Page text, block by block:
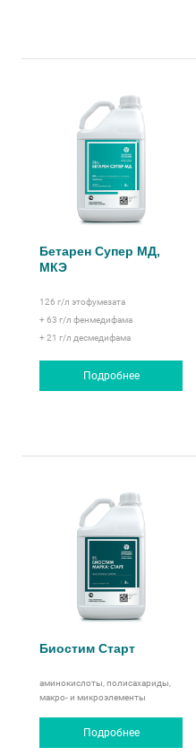
Бетарен Супер МД,
МКЭ
126 г/л этофумезата
+ 63 г/л фенмедифама
+ 21 г/л десмедифама
Подробнее
Биостим Старт
аминокислоты, полисахариды,
макро- и микроэлементы
Подробнее